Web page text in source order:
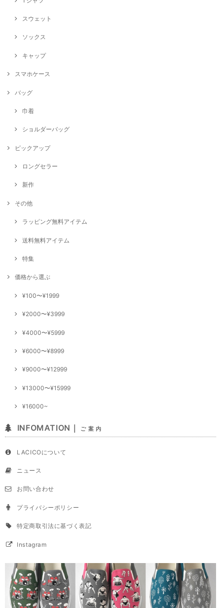
スウェット
ソックス
キャップ
スマホケース
バッグ
巾着
ショルダーバッグ
ピックアップ
ロングセラー
新作
その他
ラッピング無料アイテム
送料無料アイテム
特集
価格から選ぶ
¥100〜¥1999
¥2000〜¥3999
¥4000〜¥5999
¥6000〜¥8999
¥9000〜¥12999
¥13000〜¥15999
¥16000~
INFOMATION｜ ご 案 内
LACICOについて
ニュース
お問い合わせ
プライバシーポリシー
特定商取引法に基づく表記
Instagram